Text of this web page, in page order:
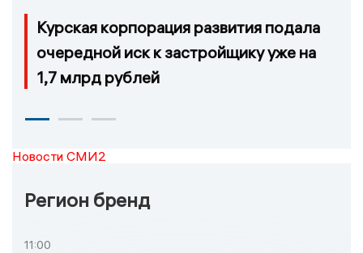
Курская корпорация развития подала
очередной иск к застройщику уже на
1,7 млрд рублей
Новости СМИ2
Регион бренд
11:00